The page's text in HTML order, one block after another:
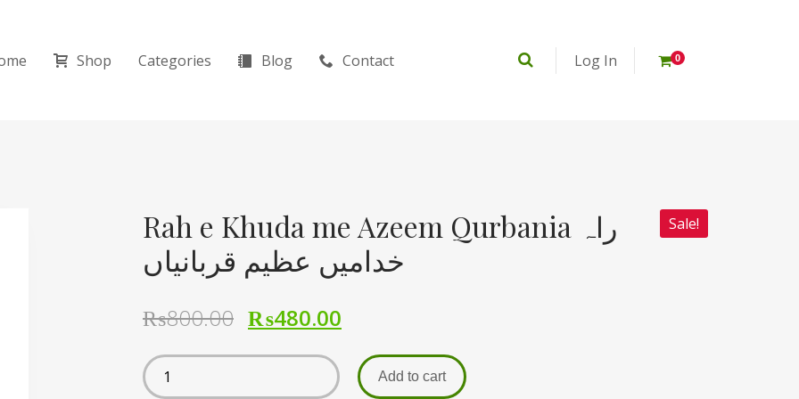
Shop Categories Blog Contact Log In 0
Sale!
Rah e Khuda me Azeem Qurbania راہ
خدامیں عظیم قربانیاں
₨800.00 ₨480.00
Add to cart